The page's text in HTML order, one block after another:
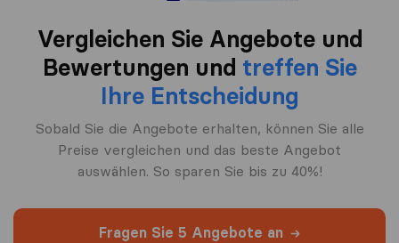
Vergleichen Sie Angebote und
Bewertungen und treffen Sie
Ihre Entscheidung
Sobald Sie die Angebote erhalten, können Sie alle
Preise vergleichen und das beste Angebot
auswählen. So sparen Sie bis zu 40%!
Fragen Sie 5 Angebote an